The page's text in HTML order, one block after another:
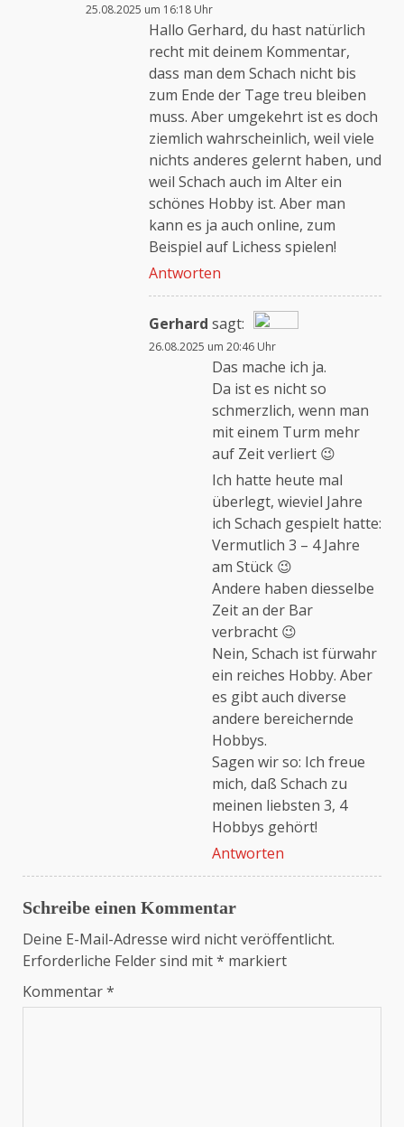
Das „Echte-Person“-Abzeichen!
Anti-Spam von CleanTalk
25.08.2025 um 16:18 Uhr
Hallo Gerhard, du hast natürlich
recht mit deinem Kommentar,
dass man dem Schach nicht bis
zum Ende der Tage treu bleiben
muss. Aber umgekehrt ist es doch
ziemlich wahrscheinlich, weil viele
nichts anderes gelernt haben, und
weil Schach auch im Alter ein
schönes Hobby ist. Aber man
kann es ja auch online, zum
Beispiel auf Lichess spielen!
Antworten
Gerhard sagt:
Das „Echte-Person“-
Abzeichen!
Anti-Spam von CleanTalk
26.08.2025 um 20:46 Uhr
Das mache ich ja.
Da ist es nicht so
schmerzlich, wenn man
mit einem Turm mehr
auf Zeit verliert 😉
Ich hatte heute mal
überlegt, wieviel Jahre
ich Schach gespielt hatte:
Vermutlich 3 – 4 Jahre
am Stück 😉
Andere haben diesselbe
Zeit an der Bar
verbracht 😉
Nein, Schach ist fürwahr
ein reiches Hobby. Aber
es gibt auch diverse
andere bereichernde
Hobbys.
Sagen wir so: Ich freue
mich, daß Schach zu
meinen liebsten 3, 4
Hobbys gehört!
Antworten
Schreibe einen Kommentar
Deine E-Mail-Adresse wird nicht veröffentlicht.
Erforderliche Felder sind mit* markiert
Kommentar*